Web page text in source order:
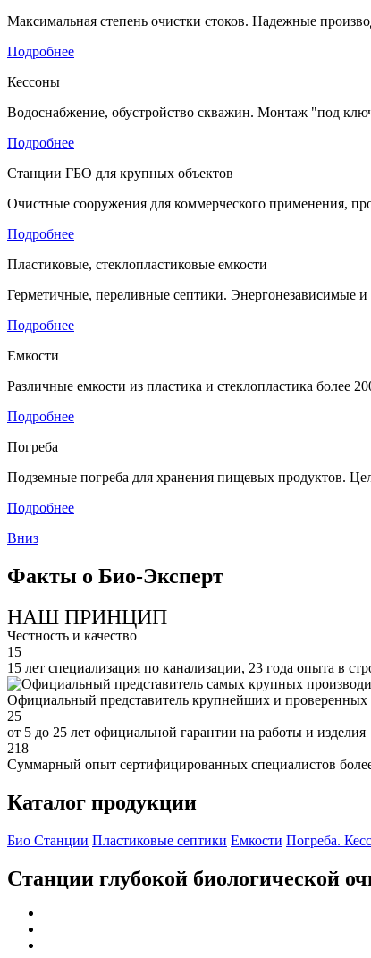
Максимальная степень очистки стоков. Надежные
Подробнее
Кессоны
Водоснабжение, обустройство скважин. Монтаж "под
Подробнее
Станции ГБО для крупных объектов
Очистные сооружения для коммерческого применения,
Подробнее
Пластиковые, стеклопластиковые емкости
Герметичные, переливные септики. Энергонезависимые
Подробнее
Емкости
Различные емкости из пластика и стеклопластика более
Подробнее
Погреба
Подземные погреба для хранения пищевых продуктов.
Подробнее
Вниз
Факты о Био-Эксперт
НАШ ПРИНЦИП
Честность и качество
15
15 лет специализация по канализации, 23 года опыта в
Официальный представитель крупнейших и проверенных
25
от 5 до 25 лет официальной гарантии на работы и изделия
218
Суммарный опыт сертифицированных специалистов
Каталог продукции
Био Станции Пластиковые септики Емкости Погреба.
Станции глубокой биологической